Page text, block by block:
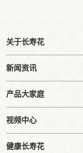
关于长寿花
新闻资讯
产品大家庭
视频中心
健康长寿花